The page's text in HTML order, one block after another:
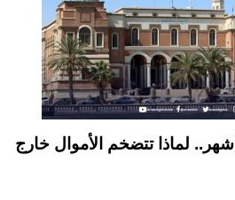
11.4 مليار دينار في 3 أشهر.. لماذا تتضخم الأموال خارج